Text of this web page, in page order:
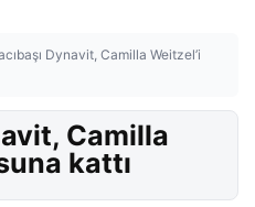
Dynavit, Camilla Weitzel’i
Camilla
kattı